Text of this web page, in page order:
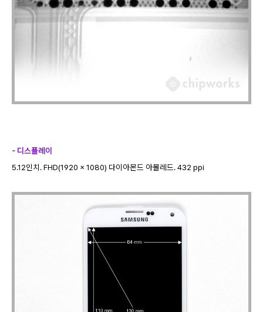
- 디스플레이
5.12인치. FHD(1920 x 1080) 다이아몬드 아몰레드. 432 ppi